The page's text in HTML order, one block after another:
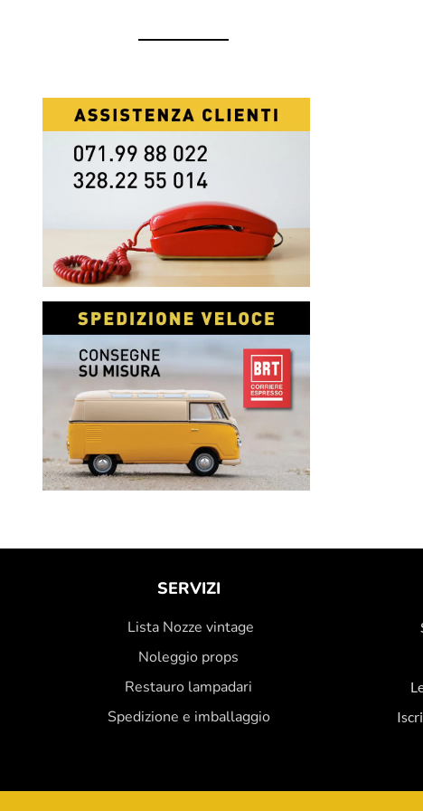
SERVIZI
Lista Nozze vintage
Noleggio props
Restauro lampadari
Spedizione e imballaggio